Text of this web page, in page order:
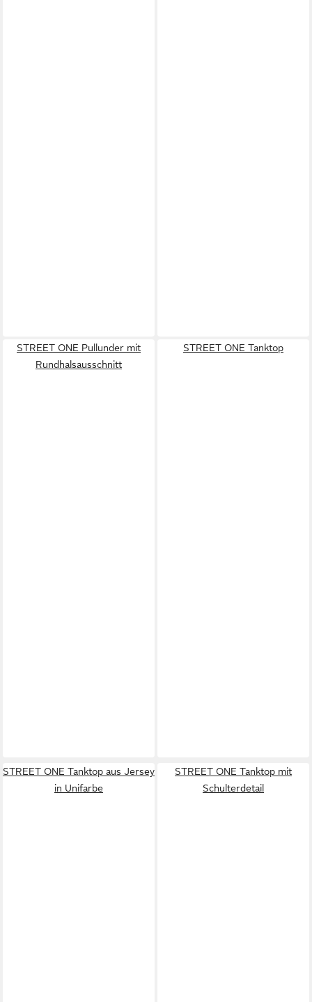
STREET ONE Pullunder mit
Rundhalsausschnitt
STREET ONE Tanktop
STREET ONE Tanktop aus Jersey
in Unifarbe
STREET ONE Tanktop mit
Schulterdetail